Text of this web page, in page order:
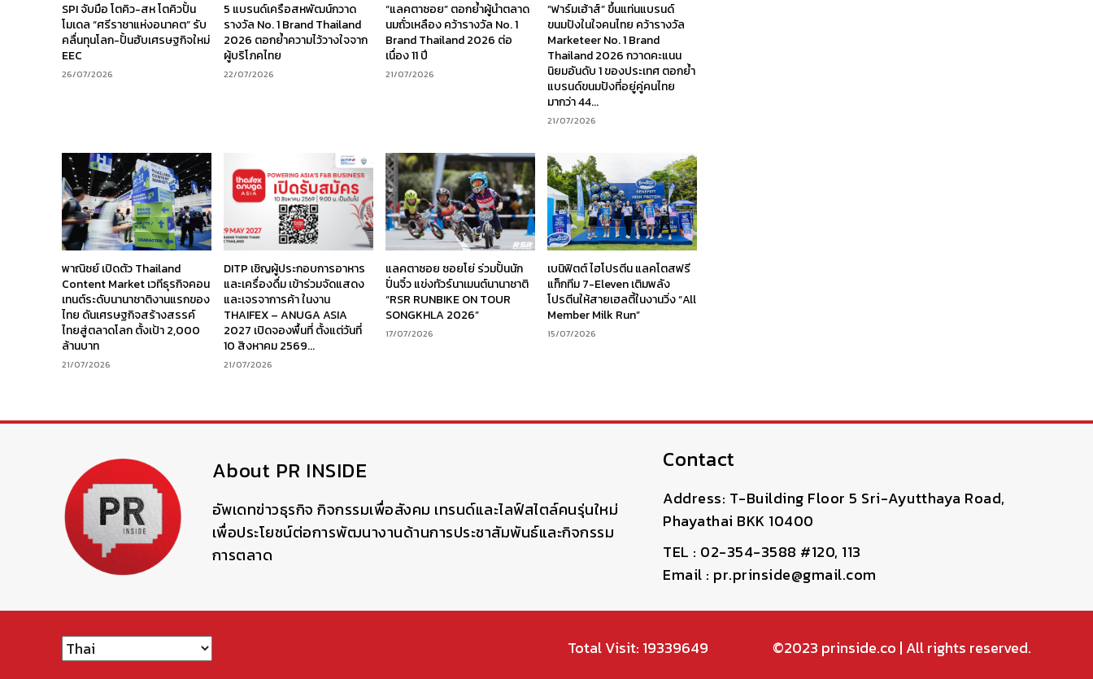
SPI จับมือ โตคิว-สห โตคิวปั้น
โมเดล “ศรีราชาแห่งอนาคต” รับ
คลื่นทุนโลก-ปั้นฮับเศรษฐกิจใหม่
EEC
26/07/2026
5 แบรนด์เครือสหพัฒน์กวาด
รางวัล No. 1 Brand Thailand
2026 ตอกย้ำความไว้วางใจจาก
ผู้บริโภคไทย
22/07/2026
“แลคตาซอย” ตอกย้ำผู้นำตลาด
นมถั่วเหลือง คว้ารางวัล No. 1
Brand Thailand 2026 ต่อ
เนื่อง 11 ปี
21/07/2026
“ฟาร์มเฮ้าส์” ขึ้นแท่นแบรนด์
ขนมปังในใจคนไทย คว้ารางวัล
Marketeer No. 1 Brand
Thailand 2026 กวาดคะแนน
นิยมอันดับ 1 ของประเทศ ตอกย้ำ
แบรนด์ขนมปังที่อยู่คู่คนไทย
มากว่า 44...
21/07/2026
พาณิชย์ เปิดตัว Thailand
Content Market เวทีธุรกิจคอน
เทนต์ระดับนานาชาติงานแรกของ
ไทย ดันเศรษฐกิจสร้างสรรค์
ไทยสู่ตลาดโลก ตั้งเป้า 2,000
ล้านบาท
21/07/2026
DITP เชิญผู้ประกอบการอาหาร
และเครื่องดื่ม เข้าร่วมจัดแสดง
และเจรจาการค้า ในงาน
THAIFEX – ANUGA ASIA
2027 เปิดจองพื้นที่ ตั้งแต่วันที่
10 สิงหาคม 2569...
21/07/2026
แลคตาซอย ซอยโย่ ร่วมปั้นนัก
ปั่นจิ๋ว แข่งทัวร์นาเมนต์นานาชาติ
“RSR RUNBIKE ON TOUR
SONGKHLA 2026”
17/07/2026
เบนิฟิตต์ ไฮโปรตีน แลคโตสฟรี
แท็กทีม 7-Eleven เติมพลัง
โปรตีนให้สายเฮลตี้ในงานวิ่ง “All
Member Milk Run”
15/07/2026
About PR INSIDE
อัพเดทข่าวธุรกิจ กิจกรรมเพื่อสังคม เทรนด์และไลฟ์สไตล์คนรุ่นใหม่
เพื่อประโยชน์ต่อการพัฒนางานด้านการประชาสัมพันธ์และกิจกรรม
การตลาด
Contact
Address: T-Building Floor 5 Sri-Ayutthaya Road,
Phayathai BKK 10400
TEL : 02-354-3588 #120, 113
Email : pr.prinside@gmail.com
Total Visit: 19339649 ©2023 prinside.co | All rights reserved.